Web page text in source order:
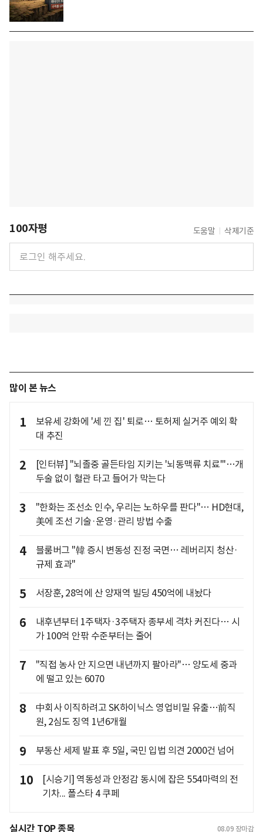
100자평 도움말 삭제기준
많이 본 뉴스
1
보유세 강화에 '세 낀 집' 퇴로… 토허제 실거주 예외 확
대 추진
2
[인터뷰] "뇌졸중 골든타임 지키는 '뇌동맥류 치료'"…개
두술 없이 혈관 타고 들어가 막는다
3
"한화는 조선소 인수, 우리는 노하우를 판다"… HD현대,
美에 조선 기술·운영·관리 방법 수출
4
블룸버그 "韓 증시 변동성 진정 국면… 레버리지 청산·
규제 효과"
5 서장훈, 28억에 산 양재역 빌딩 450억에 내놨다
6
내후년부터 1주택자·3주택자 종부세 격차 커진다… 시
가 100억 안팎 수준부터는 줄어
7
"직접 농사 안 지으면 내년까지 팔아라"… 양도세 중과
에 떨고 있는 6070
8
中회사 이직하려고 SK하이닉스 영업비밀 유출…前직
원, 2심도 징역 1년6개월
9 부동산 세제 발표 후 5일, 국민 입법 의견 2000건 넘어
10
[시승기] 역동성과 안정감 동시에 잡은 554마력의 전
기차... 폴스타 4 쿠페
실시간 TOP 종목 08.09 장마감